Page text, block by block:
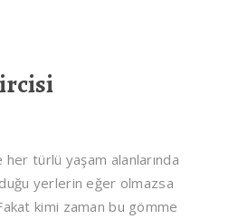
türlü yaşam alanlarında
yerlerin eğer olmazsa
kimi zaman bu gömme